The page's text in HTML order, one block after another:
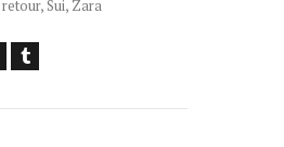
retour,Sui, Zara